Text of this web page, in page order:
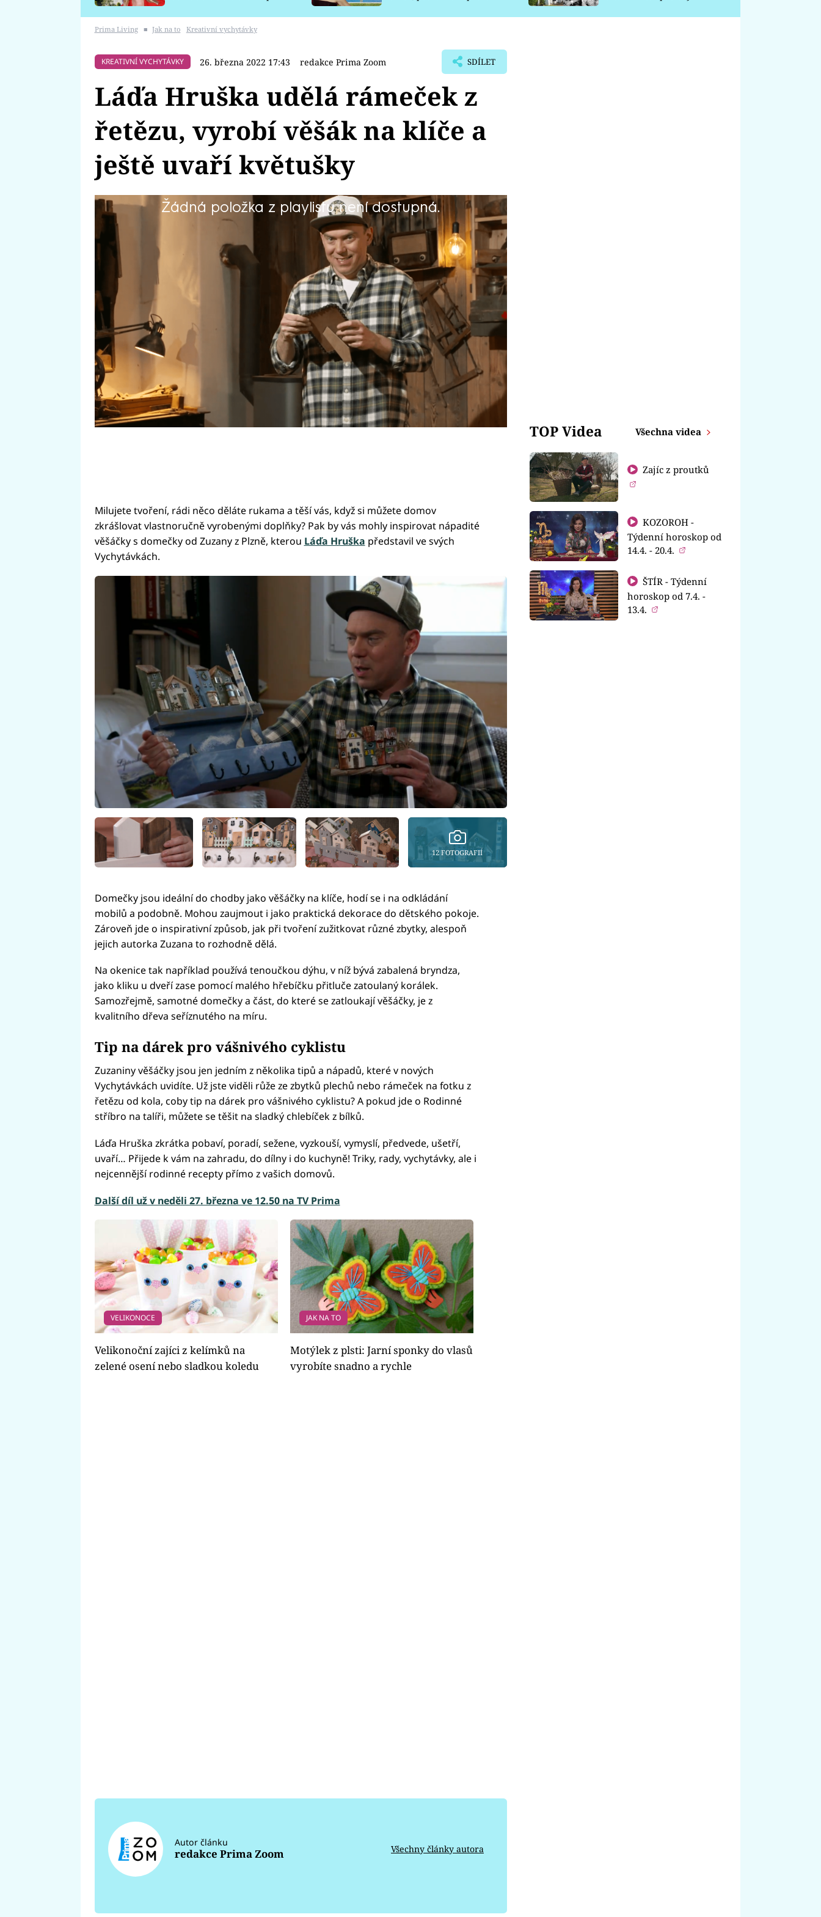
Prima Living ■ Jak na to Kreativní vychytávky
KREATIVNÍ VYCHYTÁVKY 26. března 2022 17:43 redakce Prima Zoom SDÍLET
Láďa Hruška udělá rámeček z
řetězu, vyrobí věšák na klíče a
ještě uvaří květušky
Žádná položka z playlistu není dostupná.
Už jste někdy jedli květušky? Nejspíše ne, ale chutnat by vám mohly.
Základní surovinou na jejich přípravu je, jak už název napovídá,
květák, ale stejně jako v haluškách nechybí ani bryndza a slanina. Více
se o jejich přípravě dozvíte v novém vydání pořadu Vychytávky Ládi
Hrušky. Na co dalšího se můžete těšit?
Milujete tvoření, rádi něco děláte rukama a těší vás, když si můžete domov
zkrášlovat vlastnoručně vyrobenými doplňky? Pak by vás mohly inspirovat nápadité
věšáčky s domečky od Zuzany z Plzně, kterou Láďa Hruška představil ve svých
Vychytávkách.
12 FOTOGRAFIÍ
Domečky jsou ideální do chodby jako věšáčky na klíče, hodí se i na odkládání
mobilů a podobně. Mohou zaujmout i jako praktická dekorace do dětského pokoje.
Zároveň jde o inspirativní způsob, jak při tvoření zužitkovat různé zbytky, alespoň
jejich autorka Zuzana to rozhodně dělá.
Na okenice tak například používá tenoučkou dýhu, v níž bývá zabalená bryndza,
jako kliku u dveří zase pomocí malého hřebíčku přitluče zatoulaný korálek.
Samozřejmě, samotné domečky a část, do které se zatloukají věšáčky, je z
kvalitního dřeva seříznutého na míru.
Tip na dárek pro vášnivého cyklistu
Zuzaniny věšáčky jsou jen jedním z několika tipů a nápadů, které v nových
Vychytávkách uvidíte. Už jste viděli růže ze zbytků plechů nebo rámeček na fotku z
řetězu od kola, coby tip na dárek pro vášnivého cyklistu? A pokud jde o Rodinné
stříbro na talíři, můžete se těšit na sladký chlebíček z bílků.
Láďa Hruška zkrátka pobaví, poradí, sežene, vyzkouší, vymyslí, předvede, ušetří,
uvaří… Přijede k vám na zahradu, do dílny i do kuchyně! Triky, rady, vychytávky, ale i
nejcennější rodinné recepty přímo z vašich domovů.
Další díl už v neděli 27. března ve 12.50 na TV Prima
VELIKONOCE
Velikonoční zajíci z kelímků na
zelené osení nebo sladkou koledu
JAK NA TO
Motýlek z plsti: Jarní sponky do vlasů
vyrobíte snadno a rychle
Autor článku
redakce Prima Zoom Všechny články autora
TOP Videa Všechna videa
Zajíc z proutků
KOZOROH -
Týdenní horoskop od
14.4. - 20.4.
ŠTÍR - Týdenní
horoskop od 7.4. -
13.4.